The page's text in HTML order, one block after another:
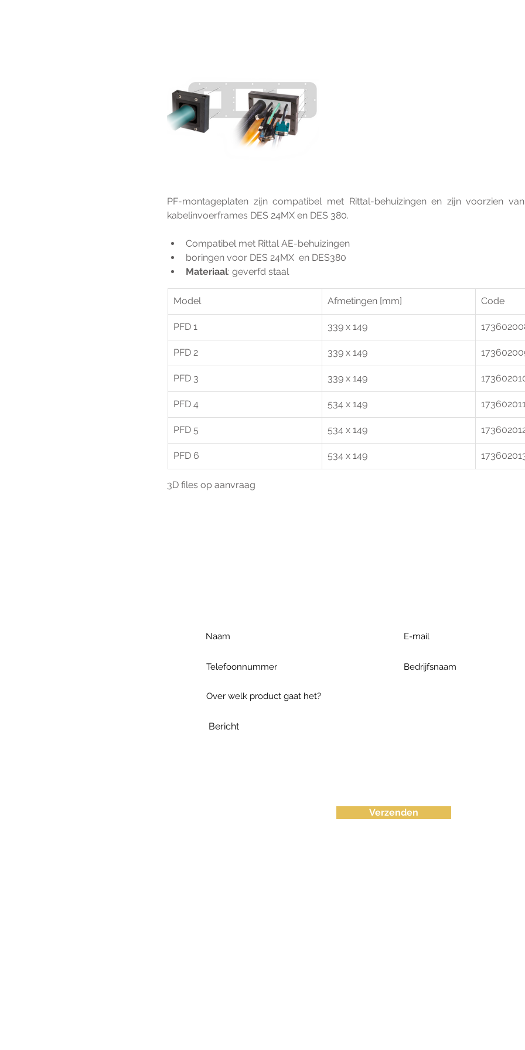
PF-montageplaten zijn compatibel met Rittal-behuizingen en zijn voorzien
kabelinvoerframes DES 24MX en DES 380.
Compatibel met Rittal AE-behuizingen
boringen voor DES 24MX  en DES380
Materiaal: geverfd staal
Model Afmetingen [mm] Code
PFD 1 339 x 149
PFD 2 339 x 149
PFD 3 339 x 149
PFD 4 534 x 149
PFD 5 534 x 149
PFD 6 534 x 149
3D files op aanvraag
Verzenden